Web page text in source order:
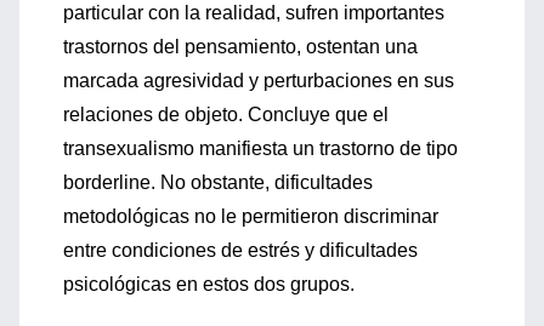
particular con la realidad, sufren importantes
trastornos del pensamiento, ostentan una
marcada agresividad y perturbaciones en sus
relaciones de objeto. Concluye que el
transexualismo manifiesta un trastorno de tipo
borderline. No obstante, dificultades
metodológicas no le permitieron discriminar
entre condiciones de estrés y dificultades
psicológicas en estos dos grupos.